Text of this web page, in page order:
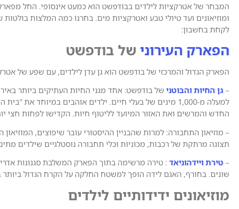
המבחר של אטרקציות לילדים בבודפשט הוא כמעט אינסופי. החל
ומוזיאונים ועד טיולי טבע ואטרקציות מים. בחרנו כמה המלצות בולטות
לקחת בחשבון:
הפארק העירוני של בודפשט
הפארק הגדול והמרכזי של בודפשט הוא גן עדן לילדים, עם שפע של
– גן החיות והבוטני של בודפשט: אחד מגני החיות העתיקים ביותר
למעלה מ-1,000 מינים של בעלי חיים. ילדים אוהבים במיוחד את
החדש והמרשים ואת האזור המיועד לליטוף חיות. הקדישו לפחות חצי
– מוזיאון התחבורה: למרות שהבניין ההיסטורי עובר שיפוצים, המוזיאון
תצוגה מרתקת של רכבות, מכוניות וכלי תחבורה נוסטלגיים שילדים
– טירת ויידהוניאד : טירה מרשימה בתוך הפארק המשלבת סגנונות
שונים. בחורף, האגם לידה הופך למשטח החלקה על הקרח הגדול
מוזיאונים ידידותיים לילדים